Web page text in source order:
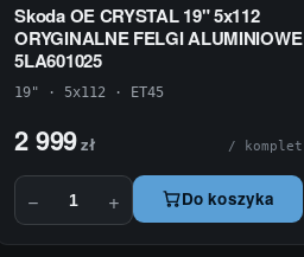
Skoda OE CRYSTAL 19" 5x112
ORYGINALNE FELGI ALUMINIOWE
5LA601025
19" · 5x112 · ET45
2 999zł / komplet
− + Do koszyka